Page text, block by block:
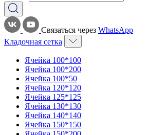
Связаться через WhatsApp
Кладочная сетка
Ячейка 100*100
Ячейка 100*200
Ячейка 100*50
Ячейка 120*120
Ячейка 125*125
Ячейка 130*130
Ячейка 140*140
Ячейка 150*150